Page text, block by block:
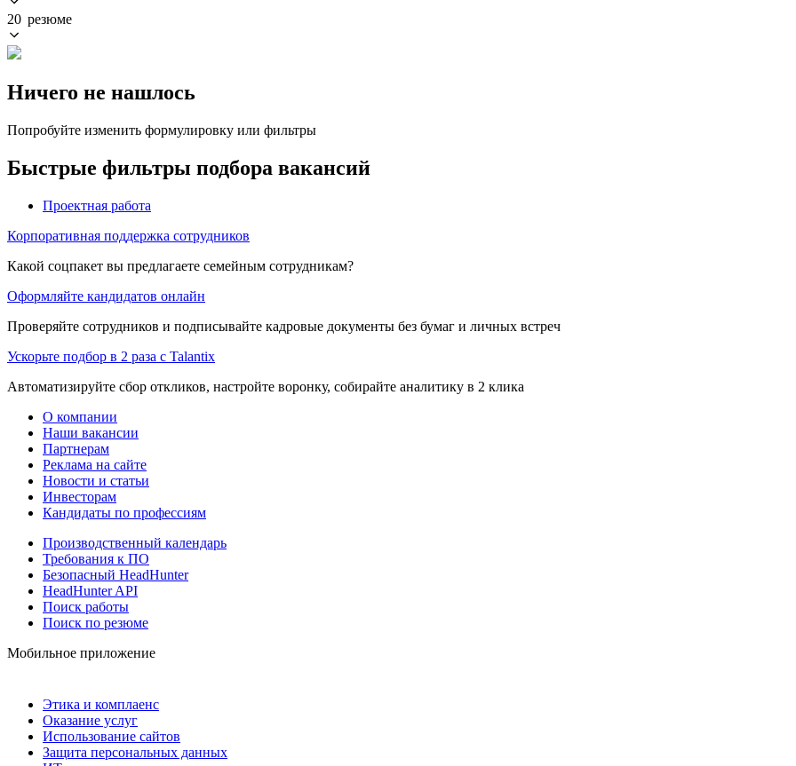
20 резюме
Ничего не нашлось
Попробуйте изменить формулировку или фильтры
Быстрые фильтры подбора вакансий
Проектная работа
Корпоративная поддержка сотрудников
Какой соцпакет вы предлагаете семейным сотрудникам?
Оформляйте кандидатов онлайн
Проверяйте сотрудников и подписывайте кадровые документы без бумаг и личных встреч
Ускорьте подбор в 2 раза с Talantix
Автоматизируйте сбор откликов, настройте воронку, собирайте аналитику в 2 клика
О компании
Наши вакансии
Партнерам
Реклама на сайте
Новости и статьи
Инвесторам
Кандидаты по профессиям
Производственный календарь
Требования к ПО
Безопасный HeadHunter
HeadHunter API
Поиск работы
Поиск по резюме
Мобильное приложение
Этика и комплаенс
Оказание услуг
Использование сайтов
Защита персональных данных